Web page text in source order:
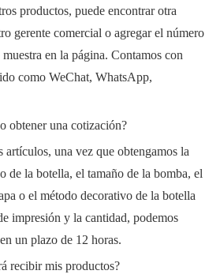
productos, puede encontrar otra
gerente comercial o agregar el número
en la página. Contamos con
como WeChat, WhatsApp,
obtener una cotización?
artículos, una vez que obtengamos la
de la botella, el tamaño de la bomba, el
o el método decorativo de la botella
impresión y la cantidad, podemos
un plazo de 12 horas.
recibir mis productos?